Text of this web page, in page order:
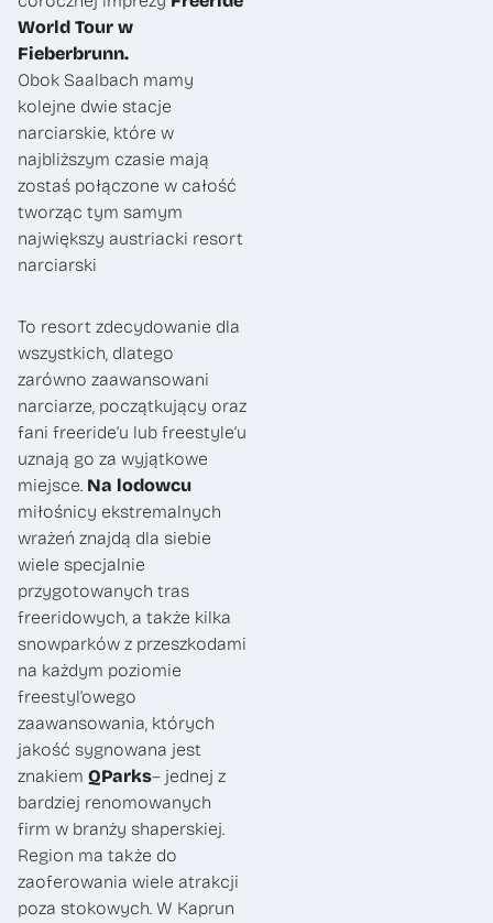
World Tour w
Fieberbrunn.
Obok Saalbach mamy
kolejne dwie stacje
narciarskie, które w
najbliższym czasie mają
zostaś połączone w całość
tworząc tym samym
największy austriacki resort
narciarski
To resort zdecydowanie dla
wszystkich, dlatego
zarówno zaawansowani
narciarze, początkujący oraz
fani freeride’u lub freestyle’u
uznają go za wyjątkowe
miejsce. Na lodowcu
miłośnicy ekstremalnych
wrażeń znajdą dla siebie
wiele specjalnie
przygotowanych tras
freeridowych, a także kilka
snowparków z przeszkodami
na każdym poziomie
freestyl’owego
zaawansowania, których
jakość sygnowana jest
znakiem QParks– jednej z
bardziej renomowanych
firm w branży shaperskiej.
Region ma także do
zaoferowania wiele atrakcji
poza stokowych. W Kaprun